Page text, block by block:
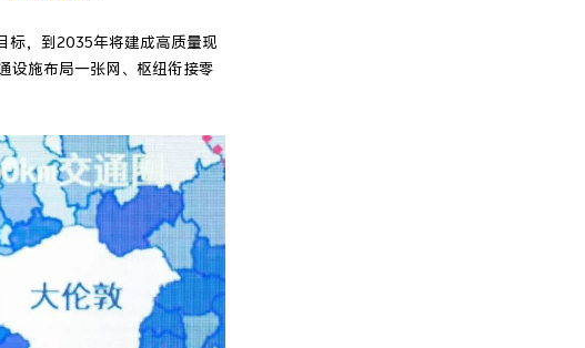
标，到2035年将建成高质量现
设施布局一张网、枢纽衔接零